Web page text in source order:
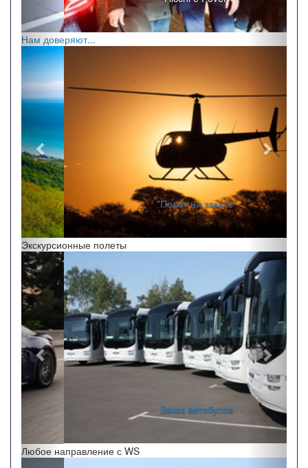
Нам доверяют...
"Полет на закате"
Назад
Экскурсионные полеты
Назад
Любое направление с WS